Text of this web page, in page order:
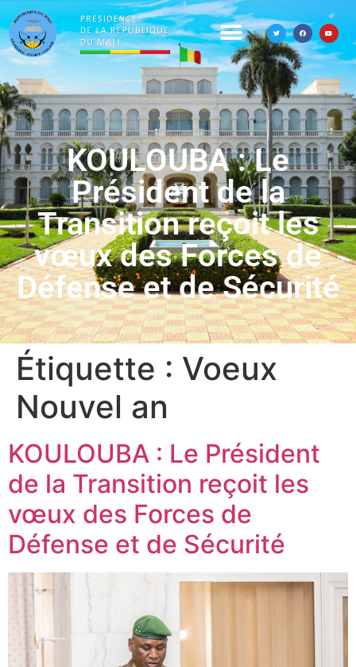
KOULOUBA : Le
Président de la
Transition reçoit les
vœux des Forces de
Défense et de Sécurité
Étiquette : Voeux
Nouvel an
KOULOUBA : Le Président
de la Transition reçoit les
vœux des Forces de
Défense et de Sécurité